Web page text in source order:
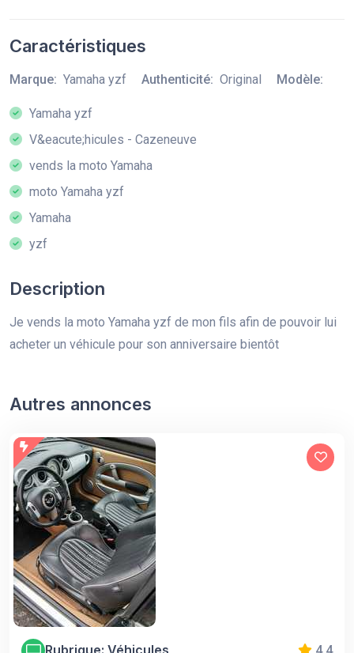
Caractéristiques
Marque: Yamaha yzf Authenticité: Original Modèle:
Yamaha yzf
V&eacute;hicules - Cazeneuve
vends la moto Yamaha
moto Yamaha yzf
Yamaha
yzf
Description
Je vends la moto Yamaha yzf de mon fils afin de pouvoir lui
acheter un véhicule pour son anniversaire bientôt
Autres annonces
4.4